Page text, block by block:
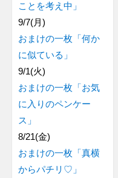
ことを考え中」
9/7(月)
おまけの一枚「何か
に似ている」
9/1(火)
おまけの一枚「お気
に入りのペンケー
ス」
8/21(金)
おまけの一枚「真横
からパチリ♡」